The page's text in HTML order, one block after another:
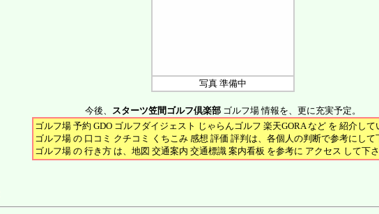
写真 準備中
今後、 スターツ笠間ゴルフ倶楽部 ゴルフ場 情報を、更に充実予定。
ゴルフ場 予約 GDO ゴルフダイジェスト じゃらんゴルフ 楽天GORA など を 紹介して
ゴルフ場 の 口コミ クチコミ くちこみ 感想 評価 評判は、各個人の判断で参考にして
ゴルフ場 の 行き方 は、地図 交通案内 交通標識 案内看板 を参考に アクセス して下さ